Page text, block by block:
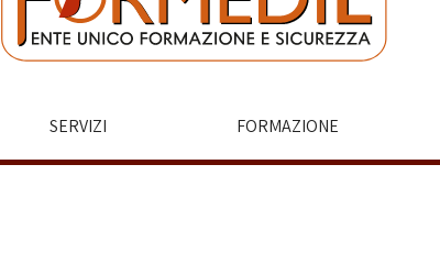
SERVIZI FORMAZIONE